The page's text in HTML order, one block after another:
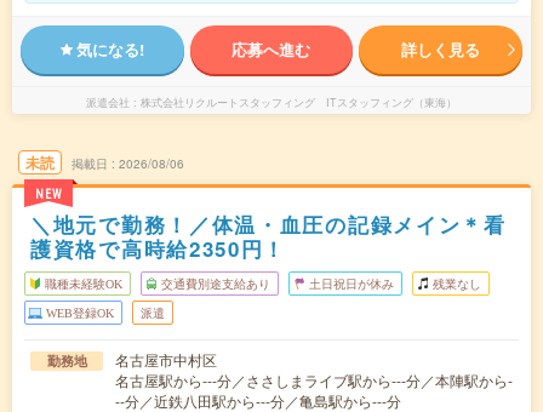
気になる! 応募へ進む 詳しく見る
派遣会社 株式会社リクルートスタッフィング ITスタッフィング（東海）
未読
NEW
掲載日 2026/08/06
＼地元で勤務！／体温・血圧の記録メイン＊看
護資格で高時給2350円！
職種未経験OK 交通費別途支給あり 土日祝日が休み 残業なし
WEB登録OK 派遣
勤務地
名古屋市中村区
名古屋駅から---分／ささしまライブ駅から---分／本陣駅から-
--分／近鉄八田駅から---分／亀島駅から---分